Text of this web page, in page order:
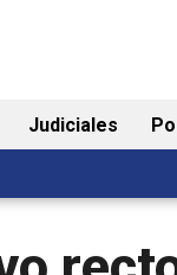
Judiciales